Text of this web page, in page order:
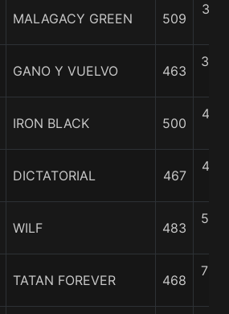
MALAGACY GREEN 509
3 1/
GANO Y VUELVO 463
3 3/
IRON BLACK 500
4 1/
DICTATORIAL 467
4 1/
WILF 483
5 3/
TATAN FOREVER 468
7 3/